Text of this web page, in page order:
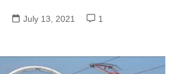
July 13, 2021
1